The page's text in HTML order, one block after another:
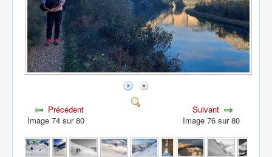
Précédent
Image 74 sur 80
Suivant
Image 76 sur 80